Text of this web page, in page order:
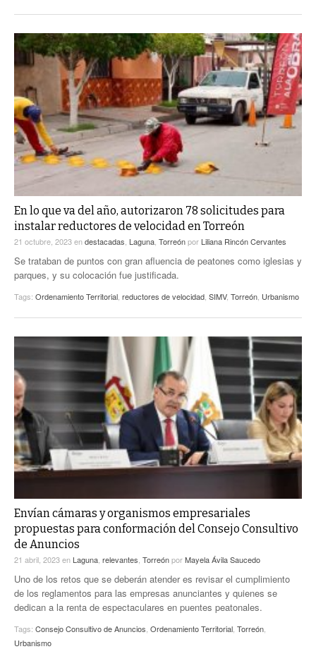
En lo que va del año, autorizaron 78 solicitudes para
instalar reductores de velocidad en Torreón
21 octubre, 2023endestacadas Laguna Torreónpor Liliana Rincón Cervantes
Se trataban de puntos con gran afluencia de peatones como iglesias y
parques, y su colocación fue justificada.
Tags: Ordenamiento Territorial reductores de velocidad SIMV, Torreón Urbanismo
Envían cámaras y organismos empresariales
propuestas para conformación del Consejo Consultivo
de Anuncios
21 abril, 2023en Laguna, relevantes, TorreónporMayela Ávila Saucedo
Uno de los retos que se deberán atender es revisar el cumplimiento
de los reglamentos para las empresas anunciantes y quienes se
dedican a la renta de espectaculares en puentes peatonales.
Tags: Consejo Consultivo de Anuncios, Ordenamiento Territorial, Torreón,
Urbanismo